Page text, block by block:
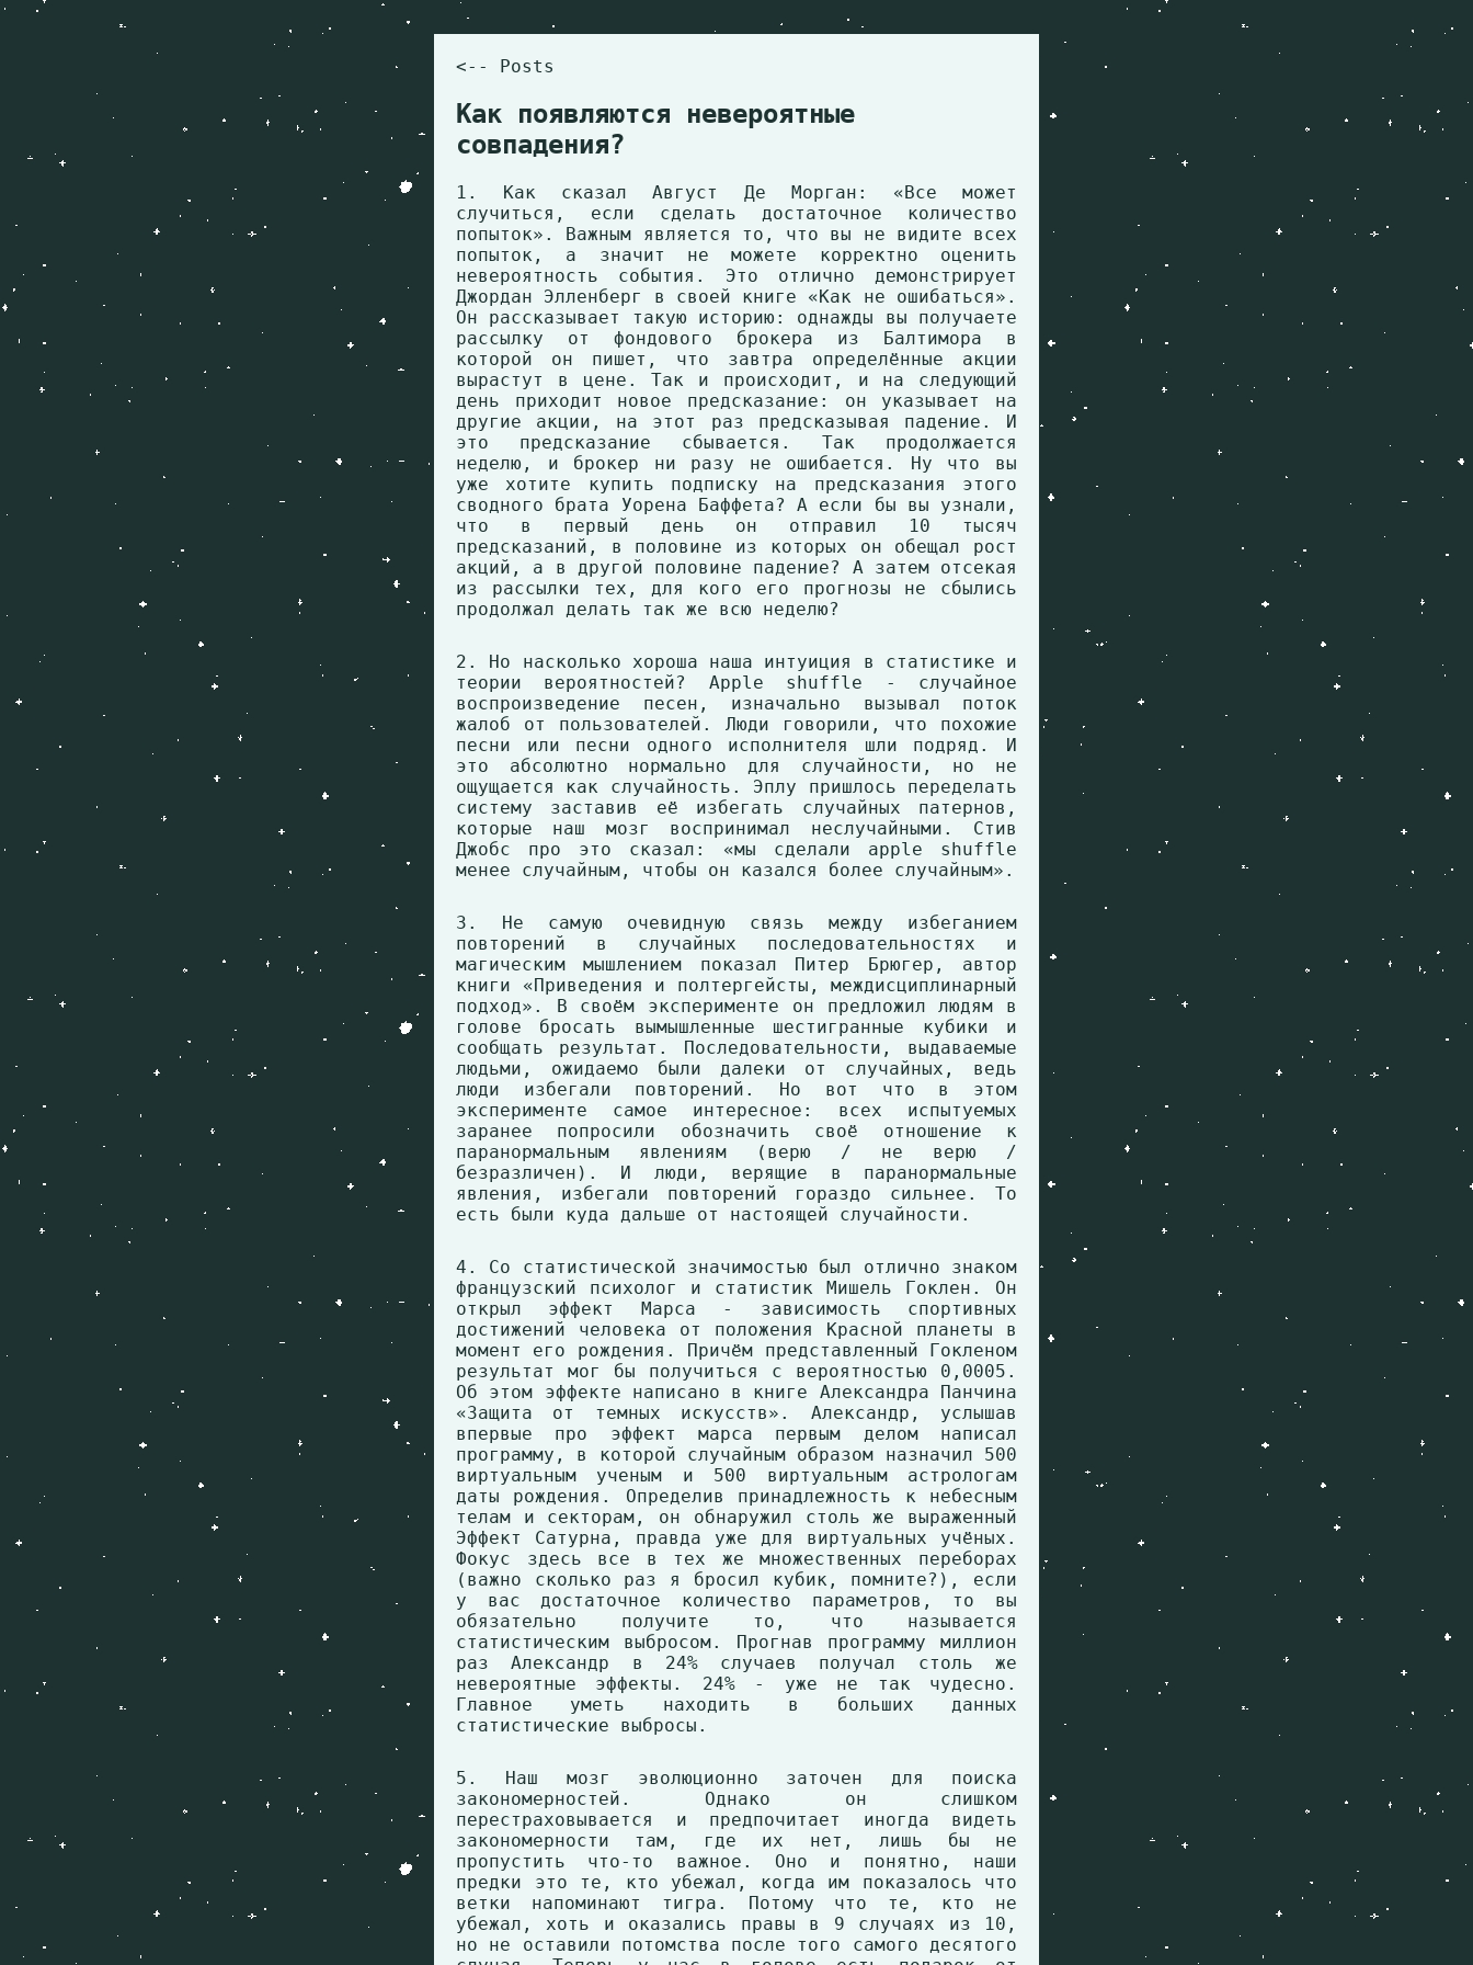
<-- Posts
Как появляются невероятные
совпадения?
1. Как сказал Август Де Морган: «Все может
случиться, если сделать достаточное количество
попыток». Важным является то, что вы не видите всех
попыток, а значит не можете корректно оценить
невероятность события. Это отлично демонстрирует
Джордан Элленберг в своей книге «Как не ошибаться».
Он рассказывает такую историю: однажды вы получаете
рассылку от фондового брокера из Балтимора в
которой он пишет, что завтра определённые акции
вырастут в цене. Так и происходит, и на следующий
день приходит новое предсказание: он указывает на
другие акции, на этот раз предсказывая падение. И
это предсказание сбывается. Так продолжается
неделю, и брокер ни разу не ошибается. Ну что вы
уже хотите купить подписку на предсказания этого
сводного брата Уорена Баффета? А если бы вы узнали,
что в первый день он отправил 10 тысяч
предсказаний, в половине из которых он обещал рост
акций, а в другой половине падение? А затем отсекая
из рассылки тех, для кого его прогнозы не сбылись
продолжал делать так же всю неделю?
2. Но насколько хороша наша интуиция в статистике и
теории вероятностей? Apple shuffle - случайное
воспроизведение песен, изначально вызывал поток
жалоб от пользователей. Люди говорили, что похожие
песни или песни одного исполнителя шли подряд. И
это абсолютно нормально для случайности, но не
ощущается как случайность. Эплу пришлось переделать
систему заставив её избегать случайных патернов,
которые наш мозг воспринимал неслучайными. Стив
Джобс про это сказал: «мы сделали apple shuffle
менее случайным, чтобы он казался более случайным».
3. Не самую очевидную связь между избеганием
повторений в случайных последовательностях и
магическим мышлением показал Питер Брюгер, автор
книги «Приведения и полтергейсты, междисциплинарный
подход». В своём эксперименте он предложил людям в
голове бросать вымышленные шестигранные кубики и
сообщать результат. Последовательности, выдаваемые
людьми, ожидаемо были далеки от случайных, ведь
люди избегали повторений. Но вот что в этом
эксперименте самое интересное: всех испытуемых
заранее попросили обозначить своё отношение к
паранормальным явлениям (верю / не верю /
безразличен). И люди, верящие в паранормальные
явления, избегали повторений гораздо сильнее. То
есть были куда дальше от настоящей случайности.
4. Со статистической значимостью был отлично знаком
французский психолог и статистик Мишель Гоклен. Он
открыл эффект Марса - зависимость спортивных
достижений человека от положения Красной планеты в
момент его рождения. Причём представленный Гокленом
результат мог бы получиться с вероятностью 0,0005.
Об этом эффекте написано в книге Александра Панчина
«Защита от темных искусств». Александр, услышав
впервые про эффект марса первым делом написал
программу, в которой случайным образом назначил 500
виртуальным ученым и 500 виртуальным астрологам
даты рождения. Определив принадлежность к небесным
телам и секторам, он обнаружил столь же выраженный
Эффект Сатурна, правда уже для виртуальных учёных.
Фокус здесь все в тех же множественных переборах
(важно сколько раз я бросил кубик, помните?), если
у вас достаточное количество параметров, то вы
обязательно получите то, что называется
статистическим выбросом. Прогнав программу миллион
раз Александр в 24% случаев получал столь же
невероятные эффекты. 24% - уже не так чудесно.
Главное уметь находить в больших данных
статистические выбросы.
5. Наш мозг эволюционно заточен для поиска
закономерностей. Однако он слишком
перестраховывается и предпочитает иногда видеть
закономерности там, где их нет, лишь бы не
пропустить что-то важное. Оно и понятно, наши
предки это те, кто убежал, когда им показалось что
ветки напоминают тигра. Потому что те, кто не
убежал, хоть и оказались правы в 9 случаях из 10,
но не оставили потомства после того самого десятого